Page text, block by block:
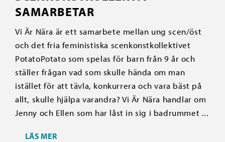
SAMARBETAR
Vi Är Nära är ett samarbete mellan ung scen/öst
och det fria feministiska scenkonstkollektivet
PotatoPotato som spelas för barn från 9 år och
ställer frågan vad som skulle hända om man
istället för att tävla, konkurrera och vara bäst på
allt, skulle hjälpa varandra? Vi Är Nära handlar om
Jenny och Ellen som har låst in sig i badrummet ...
LÄS MER